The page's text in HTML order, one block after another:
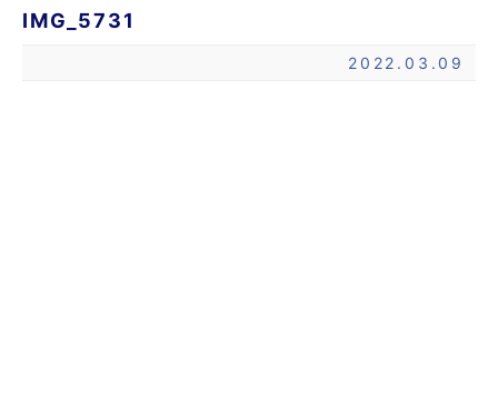
IMG_5731
2022.03.09